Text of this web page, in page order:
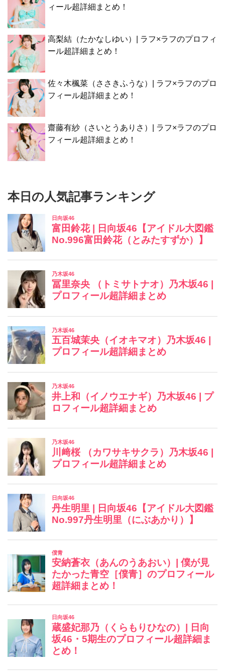
ィール超詳細まとめ！
高梨結（たかなしゆい）| ラフ×ラフのプロフィ
ール超詳細まとめ！
佐々木楓菜（ささきふうな）| ラフ×ラフのプロ
フィール超詳細まとめ！
齋藤有紗（さいとうありさ）| ラフ×ラフのプロ
フィール超詳細まとめ！
本日の人気記事ランキング